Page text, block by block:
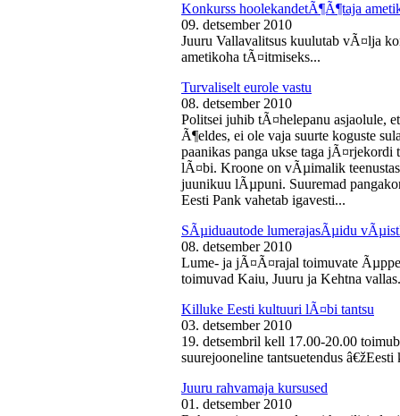
Konkurss hoolekandetÃ¶Ã¶taja
09. detsember 2010
Juuru Vallavalitsus kuulutab vÃ¤lja
ametikoha tÃ¤itmiseks...
Turvaliselt eurole vastu
08. detsember 2010
Politsei juhib tÃ¤helepanu asjaolule,
Ã¶eldes, ei ole vaja suurte koguste
paanikas panga ukse taga
lÃ¤bi. Kroone on vÃµimalik
juunikuu lÃµpuni. Suuremad
Eesti Pank vahetab igavesti...
SÃµiduautode lumerajasÃµidu
08. detsember 2010
Lume- ja jÃ¤Ã¤rajal toimuvate
toimuvad Kaiu, Juuru ja Kehtna
Killuke Eesti kultuuri lÃ¤bi tantsu
03. detsember 2010
19. detsembril kell 17.00-20.00
suurejooneline tantsuetendus
Juuru rahvamaja kursused
01. detsember 2010